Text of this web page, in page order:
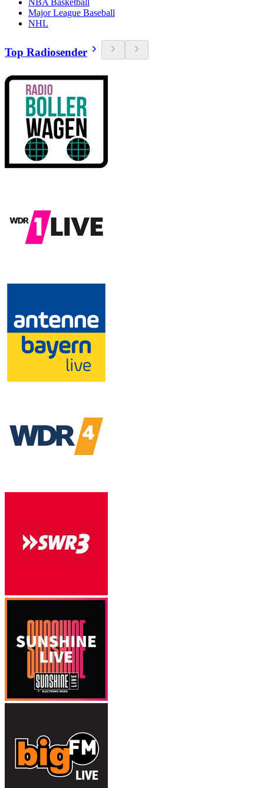
NBA Basketball
Major League Baseball
NHL
Top Radiosender